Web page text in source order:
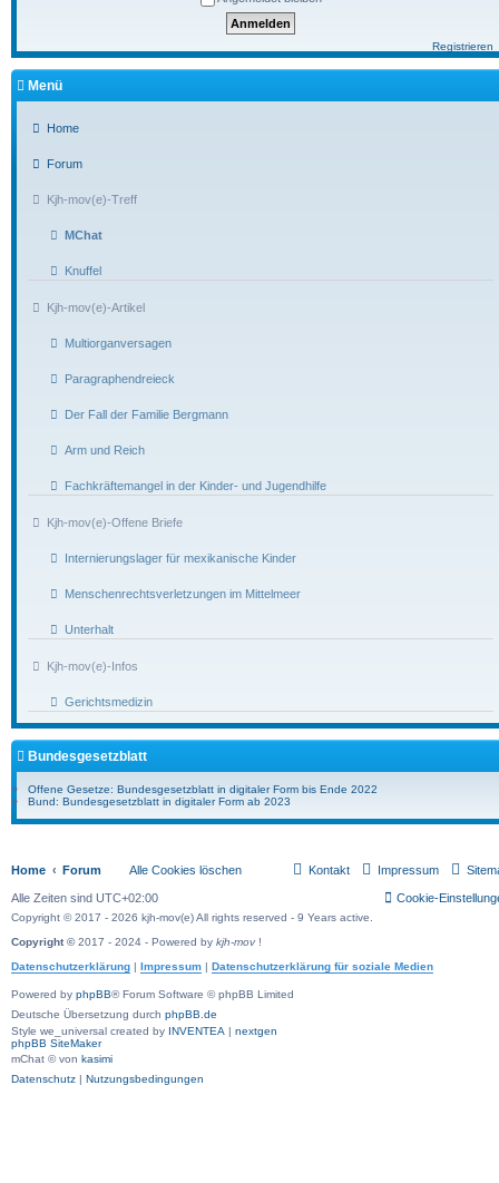
Registrieren
Menü
Home
Forum
Kjh-mov(e)-Treff
MChat
Knuffel
Kjh-mov(e)-Artikel
Multiorganversagen
Paragraphendreieck
Der Fall der Familie Bergmann
Arm und Reich
Fachkräftemangel in der Kinder- und Jugendhilfe
Kjh-mov(e)-Offene Briefe
Internierungslager für mexikanische Kinder
Menschenrechtsverletzungen im Mittelmeer
Unterhalt
Kjh-mov(e)-Infos
Gerichtsmedizin
Bundesgesetzblatt
Offene Gesetze: Bundesgesetzblatt in digitaler Form bis Ende 2022
Bund: Bundesgesetzblatt in digitaler Form ab 2023
Home Forum Impressum
Kontakt
Alle Cookies löschen
Alle Zeiten sind UTC+02:00 Cookie-
Copyright © 2017 - 2026 kjh-mov(e) All rights reserved - 9 Years active.
Copyright ©2017 - 2024 - Powered by kjh-mov!
Datenschutzerklärung | Impressum | Datenschutzerklärung für soziale Medien
Powered by phpBB® Forum Software © phpBB Limited
Deutsche Übersetzung durch phpBB.de
Style we_universal created by INVENTEA | nextgen
phpBB SiteMaker
mChat © von kasimi
Datenschutz | Nutzungsbedingungen